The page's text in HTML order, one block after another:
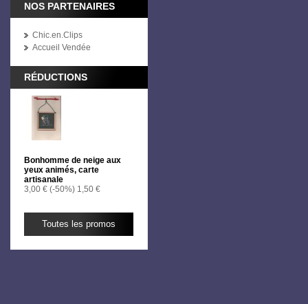
NOS PARTENAIRES
Chic.en.Clips
Accueil Vendée
RÉDUCTIONS
Bonhomme de neige aux
yeux animés, carte
artisanale
3,00 € (-50%) 1,50 €
Toutes les promos